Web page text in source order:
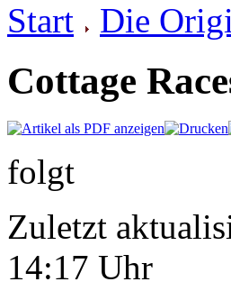
Start
Die
Cottage
folgt
Zuletzt
14:17 Uhr